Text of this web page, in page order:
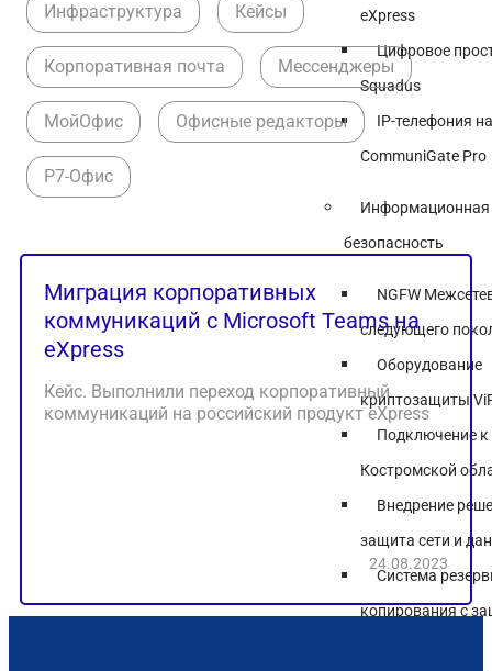
eXpress
Цифровое
Squadus
IP-телефония
CommuniGate Pro
Информационная
безопасность
NGFW
следующего
Оборудование
криптозащиты
Подключение
Костромской
Внедрение
защита сети и
Система
копирования с
Инфраструктура Кейсы
Корпоративная почта Мессенджеры
МойОфис Офисные редакторы
Р7-Офис
Миграция корпоративных
коммуникаций с Microsoft Teams на
eXpress
24.08.2023
Кейс. Выполнили переход корпоративный
коммуникаций на российский продукт eXpress